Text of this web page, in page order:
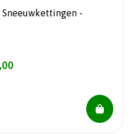
Sneeuwkettingen -